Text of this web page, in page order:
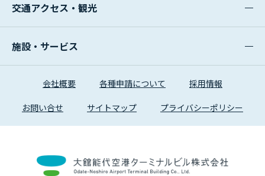
交通アクセス・観光
施設・サービス
会社概要 各種申請について 採用情報
お問い合せ サイトマップ プライバシーポリシー